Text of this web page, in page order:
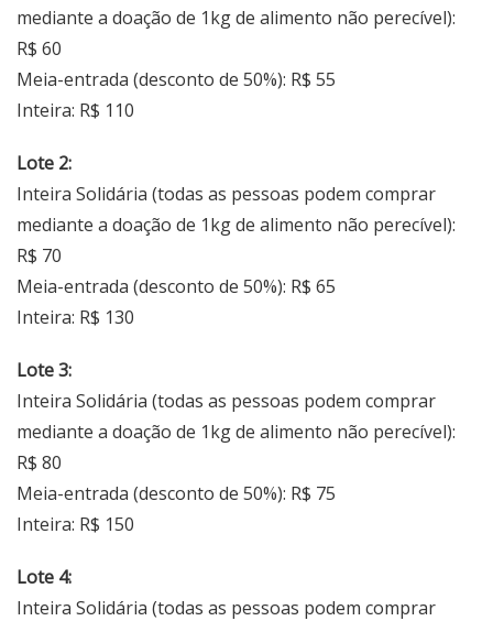
mediante a doação de 1kg de alimento não perecível):
R$ 60
Meia-entrada (desconto de 50%): R$ 55
Inteira: R$ 110
Lote 2:
Inteira Solidária (todas as pessoas podem comprar
mediante a doação de 1kg de alimento não perecível):
R$ 70
Meia-entrada (desconto de 50%): R$ 65
Inteira: R$ 130
Lote 3:
Inteira Solidária (todas as pessoas podem comprar
mediante a doação de 1kg de alimento não perecível):
R$ 80
Meia-entrada (desconto de 50%): R$ 75
Inteira: R$ 150
Lote 4:
Inteira Solidária (todas as pessoas podem comprar